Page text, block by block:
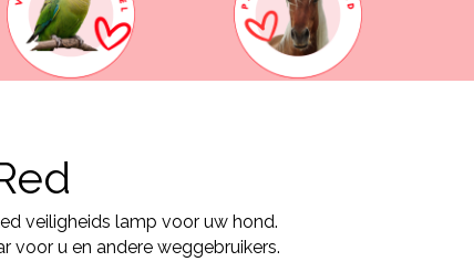
veiligheids lamp voor uw hond.
voor u en andere weggebruikers.